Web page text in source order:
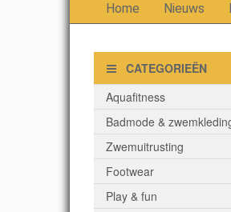
Home Nieuws
CATEGORIEËN
Aquafitness
Badmode &
Zwemuitrusting
Footwear
Play & fun